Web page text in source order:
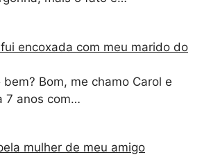
encoxada com meu marido do
Bom, me chamo Carol e
7 anos com…
mulher de meu amigo